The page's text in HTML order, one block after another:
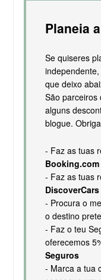
Planeia
Se quiseres
que deixo
São parceiros
alguns
blogue.
- Faz as tuas
Booking.com
- Faz as tuas
DiscoverCars
- Procura o
o destino
- Faz o teu
oferecemos
Seguros
- Marca a tua